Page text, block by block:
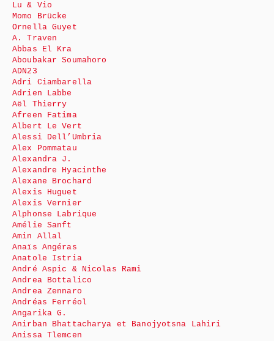
Lu & Vio
Momo Brücke
Ornella Guyet
A. Traven
Abbas El Kra
Aboubakar Soumahoro
ADN23
Adri Ciambarella
Adrien Labbe
Aël Thierry
Afreen Fatima
Albert Le Vert
Alessi Dell’Umbria
Alex Pommatau
Alexandra J.
Alexandre Hyacinthe
Alexane Brochard
Alexis Huguet
Alexis Vernier
Alphonse Labrique
Amélie Sanft
Amin Allal
Anaïs Angéras
Anatole Istria
André Aspic & Nicolas Rami
Andrea Bottalico
Andrea Zennaro
Andréas Ferréol
Angarika G.
Anirban Bhattacharya et Banojyotsna Lahiri
Anissa Tlemcen